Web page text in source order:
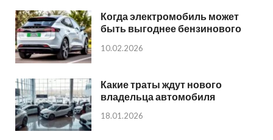
Когда электромобиль может
быть выгоднее бензинового
10.02.2026
Какие траты ждут нового
владельца автомобиля
18.01.2026